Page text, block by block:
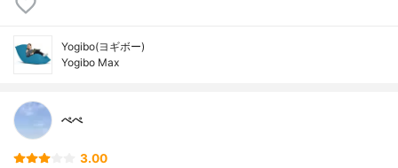
Yogibo(ヨギボー)
Yogibo Max
ぺぺ
3.00